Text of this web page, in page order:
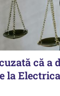
că a
la